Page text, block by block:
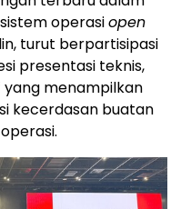
operasiopen
turut berpartisipasi
presentasi teknis,
menampilkan
kecerdasan buatan